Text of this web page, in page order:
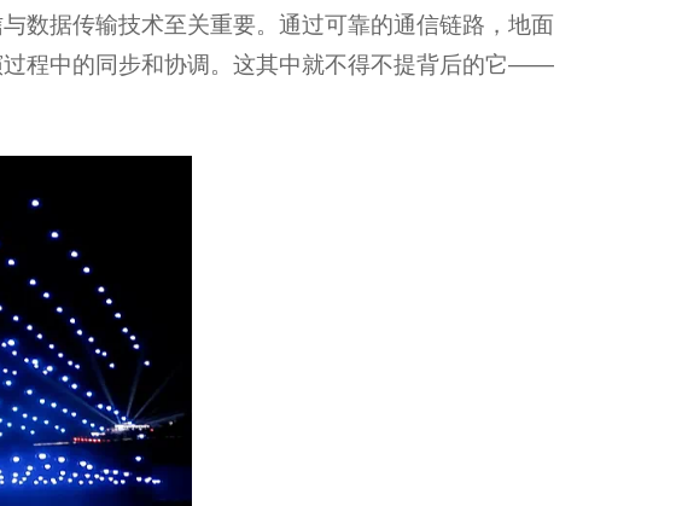
数据传输技术至关重要。通过可靠的通信链路，地面
程中的同步和协调。这其中就不得不提背后的它——